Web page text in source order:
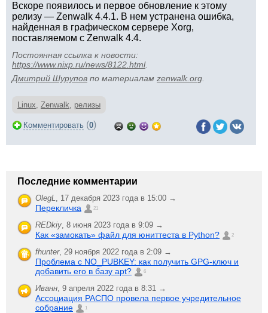
Вскоре появилось и первое обновление к этому
релизу — Zenwalk 4.4.1. В нем устранена ошибка,
найденная в графическом сервере Xorg,
поставляемом с Zenwalk 4.4.
Постоянная ссылка к новости:
https://www.nixp.ru/news/8122.html.
Дмитрий Шурупов по материалам zenwalk.org
Linux, Zenwalk, релизы
Комментировать (0)
Последние комментарии
OlegL, 17 декабря 2023 года в 15:00 →
Перекличка 21
REDkiy, 8 июня 2023 года в 9:09 →
Как «замокать» файл для юниттеста в Python? 2
fhunter, 29 ноября 2022 года в 2:09 →
Проблема с NO_PUBKEY: как получить GPG-ключ и
добавить его в базу apt?
6
Иванн, 9 апреля 2022 года в 8:31 →
Ассоциация РАСПО провела первое учредительное
собрание
1